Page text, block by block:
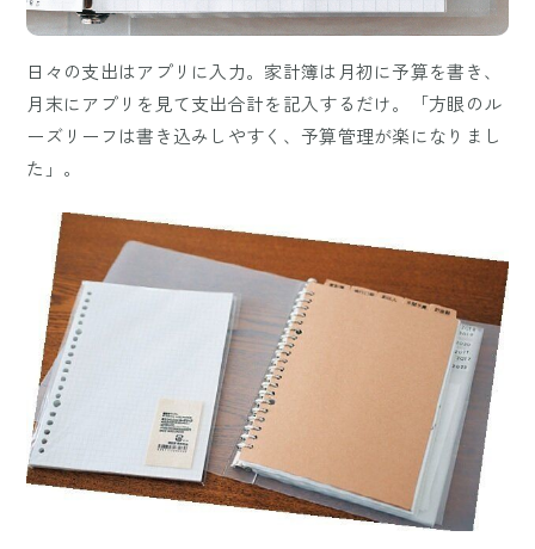
日々の支出はアプリに入力。家計簿は月初に予算を書き、
月末にアプリを見て支出合計を記入するだけ。「方眼のル
ーズリーフは書き込みしやすく、予算管理が楽になりまし
た」。